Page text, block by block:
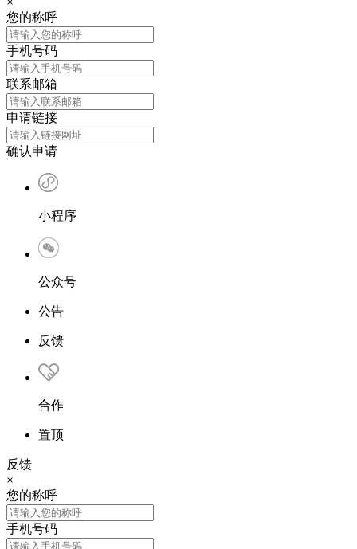
您的称呼
手机号码
联系邮箱
申请链接
确认申请
小程序
公众号
公告
反馈
合作
置顶
反馈
×
您的称呼
手机号码